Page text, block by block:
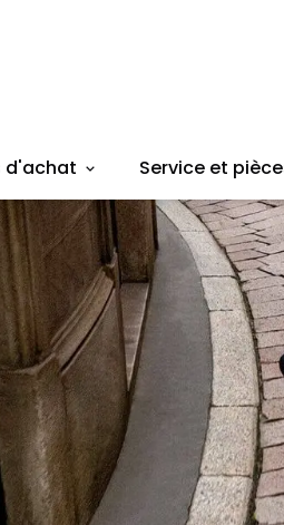
d'achat Service et